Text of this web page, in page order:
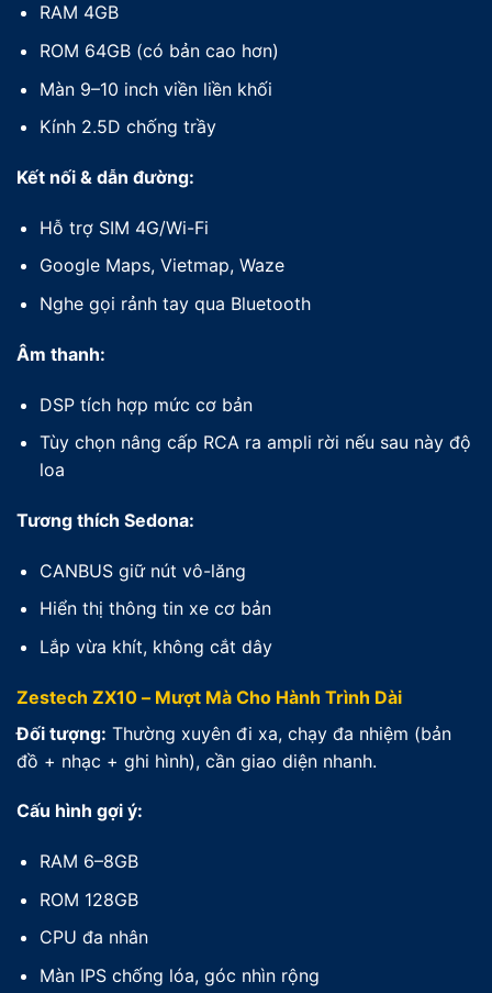
RAM 4GB
ROM 64GB (có bản cao hơn)
Màn 9–10 inch viền liền khối
Kính 2.5D chống trầy
Kết nối & dẫn đường:
Hỗ trợ SIM 4G/Wi-Fi
Google Maps, Vietmap, Waze
Nghe gọi rảnh tay qua Bluetooth
Âm thanh:
DSP tích hợp mức cơ bản
Tùy chọn nâng cấp RCA ra ampli rời nếu sau này độ
loa
Tương thích Sedona:
CANBUS giữ nút vô-lăng
Hiển thị thông tin xe cơ bản
Lắp vừa khít, không cắt dây
Zestech ZX10 – Mượt Mà Cho Hành Trình Dài
Đối tượng: Thường xuyên đi xa, chạy đa nhiệm (bản
đồ + nhạc + ghi hình), cần giao diện nhanh.
Cấu hình gợi ý:
RAM 6–8GB
ROM 128GB
CPU đa nhân
Màn IPS chống lóa, góc nhìn rộng